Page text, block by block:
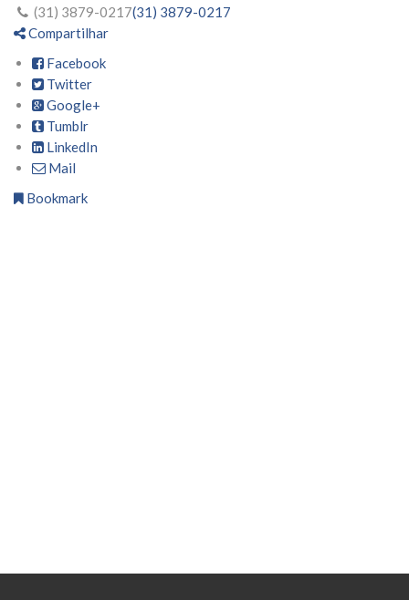
(31) 3879-0217(31) 3879-0217
Compartilhar
Facebook
Twitter
Google+
Tumblr
LinkedIn
Mail
Bookmark